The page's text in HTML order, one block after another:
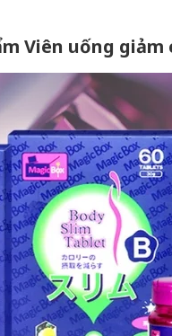
Viên uống giảm